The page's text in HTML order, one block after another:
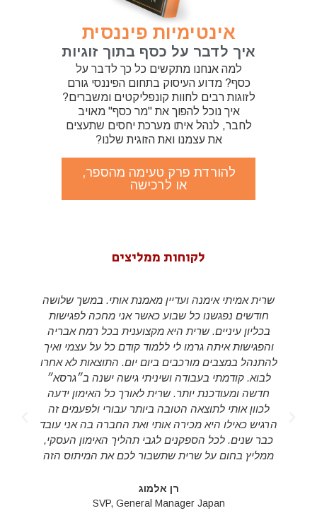
אינטימיות פיננסית
איך לדבר על כסף בתוך זוגיות
למה אנחנו מתקשים כל כך לדבר על
כסף? מדוע העיסוק בתחום הפיננסי גורם
לזוגות רבים לחוות קונפליקטים ומשברים?
איך נוכל להפוך את "מר כסף" מאויב
לחבר, לנהל איתו מערכת יחסים שתעצים
את עצמנו ואת הזוגית שלנו?
להורדת פרק טעימה מהספר,
או לרכישה
לקוחות ממליצים
שרית אמיתי אימנה ועדיין מאמנת אותי. במשך שלושה
חודשים נפגשנו כל שבוע כאשר אני מחכה לפגישות
בכליון עיניים. שרית היא מקצוענית בכל רמח אבריה
והפגישות איתה גרמו לי ללמוד קודם כל על עצמי ואיך
להתנהל במצבים מורכבים ביום יום. התוצאות לא אחרו
לבוא. קודמתי בעבודה ושיניתי גישה ישנה ב״גרסא״
חדשה ומעודכנת יותר. שרית לאורך כל האימון ידעה
לכוון אותי לתוצאה הטובה ביותר עבורי ולפעמים זה
הרגיש כאילו היא מכירה אותי ואת החברה בה אני עובד
כבר שנים. לכל הספקנים לגבי תהליך האימון העסקי,
ממליץ בחום על שרית שתשבור לכם את המיתוס הזה
רן אלמוג
SVP, General Manager Japan